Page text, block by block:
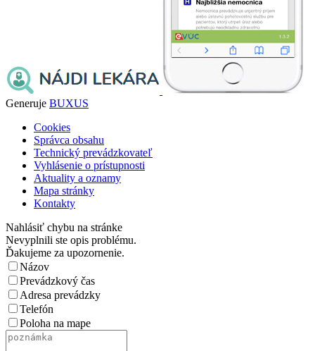
Generuje BUXUS
Cookies
Správca obsahu
Technický prevádzkovateľ
Vyhlásenie o prístupnosti
Aktuality a oznamy
Mapa stránky
Kontakty
Nahlásiť chybu na stránke
Nevyplnili ste opis problému.
Ďakujeme za upozornenie.
Názov
Prevádzkový čas
Adresa prevádzky
Telefón
Poloha na mape